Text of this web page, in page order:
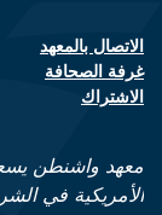
links
الاتصال بالمعهد
غرفة الصحافة
الاشتراك
معهد واشنطن
الأمريكية في